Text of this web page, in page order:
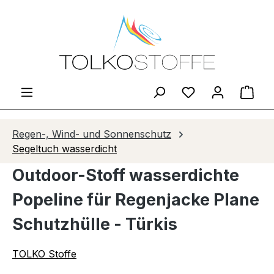
Zum Hauptinhalt springen
Du hast 0
Regen-, Wind- und Sonnenschutz
Segeltuch wasserdicht
Outdoor-Stoff wasserdichte
Popeline für Regenjacke Plane
Schutzhülle - Türkis
TOLKO Stoffe